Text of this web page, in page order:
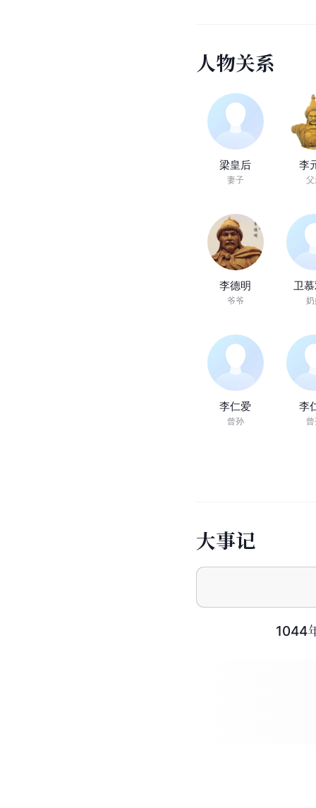
人物关系
梁皇后
妻子
李
李德明
爷爷
卫
李仁爱
曾孙
李
大事记
1044